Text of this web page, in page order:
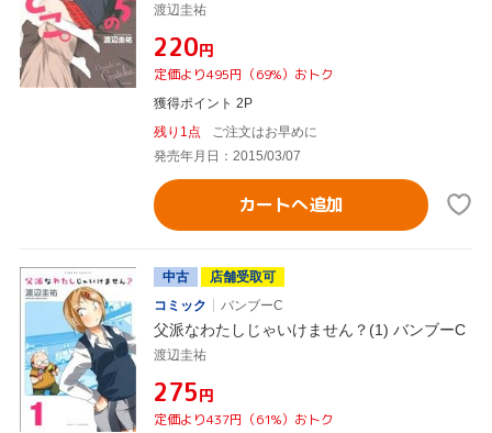
渡辺圭祐
¥220円
定価より495円（69%）おトク
獲得ポイント 2P
残り1点
ご注文はお早めに
発売年月日：2015/03/07
カートへ追加
中古
店舗受取可
コミック
バンブーC
父派なわたしじゃいけません？(1) バンブーC
渡辺圭祐
¥275円
定価より437円（61%）おトク